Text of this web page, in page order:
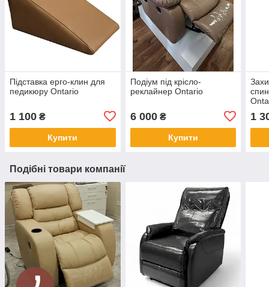
Підставка ерго-клин для
педикюру Ontario
1 100 ₴
Купити
Подіум під крісло-
реклайнер Ontario
6 000₴
Купити
1
Подібні товари компанії